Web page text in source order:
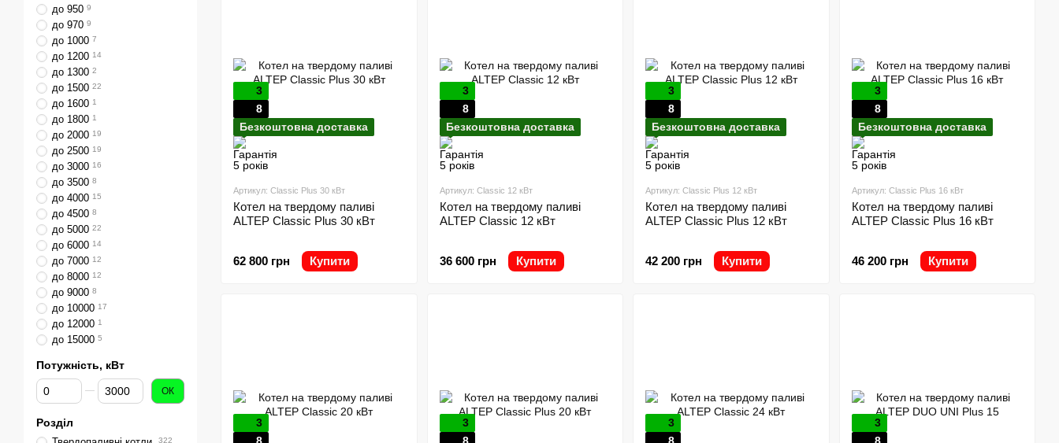
3
8
Безкоштовна доставка
Артикул: Classic Plus 30 кВт
Котел на твердому паливі
ALTEP Classic Plus 30 кВт
62 800 грн Купити
3
8
Безкоштовна доставка
Артикул: Classic 12 кВт
Котел на твердому паливі
ALTEP Classic 12 кВт
36 600 грн Купити
3
8
Безкоштовна доставка
Артикул: Classic Plus 12 кВт
Котел на твердому паливі
ALTEP Classic Plus 12 кВт
42 200 грн Купити
3
8
Безкоштовна доставка
Артикул: Classic Plus 16 кВт
Котел на твердому паливі
ALTEP Classic Plus 16 кВт
46 200 грн Купити
3
3
3
3
до 950 9
до 970 9
до 1000 7
до 1200 14
до 1300 2
до 1500 22
до 1600 1
до 1800 1
до 2000 19
до 2500 19
до 3000 16
до 3500 8
до 4000 15
до 4500 8
до 5000 22
до 6000 14
до 7000 12
до 8000 12
до 9000 8
до 10000 17
до 12000 1
до 15000 5
Потужність, кВт
Від Потужність, кВт
До Потужність, кВт ОК
Розділ
322